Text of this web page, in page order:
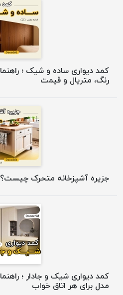
کمد دیواری ساده و شیک ؛
رنگ، متریال و قیمت
جزیره آشپزخانه متحرک چیست؟
کمد دیواری شیک و جادار ؛
مدل برای هر اتاق خواب